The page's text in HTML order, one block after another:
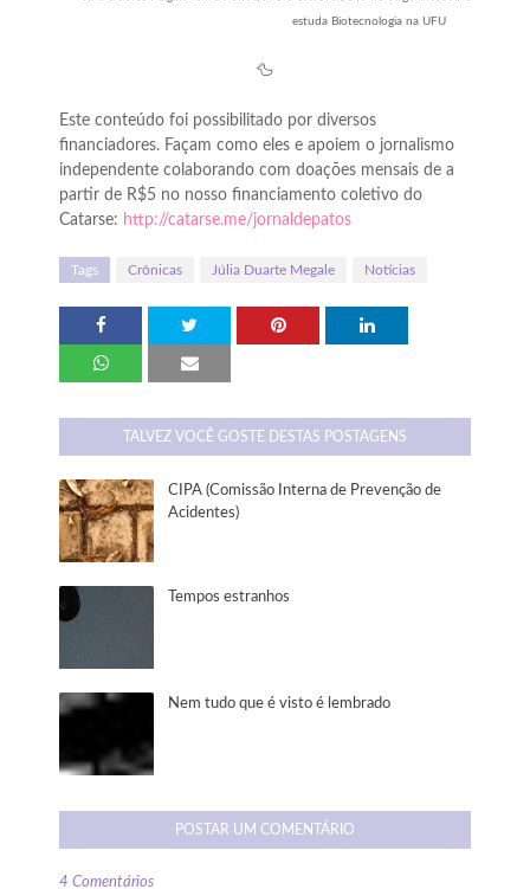
estuda Biotecnologia na UFU
🦆
Este conteúdo foi possibilitado por diversos
financiadores. Façam como eles e apoiem o jornalismo
independente colaborando com doações mensais de a
partir de R$5 no nosso financiamento coletivo do
Catarse: http://catarse.me/jornaldepatos
Tags Crônicas Júlia Duarte Megale Notícias
TALVEZ VOCÊ GOSTE DESTAS POSTAGENS
CIPA (Comissão Interna de Prevenção de
Acidentes)
Tempos estranhos
Nem tudo que é visto é lembrado
POSTAR UM COMENTÁRIO
4 Comentários